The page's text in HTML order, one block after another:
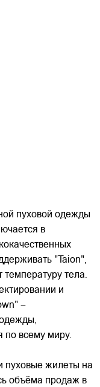
пуховой одежды
в
"Taion",
температуру тела.
и
–
по всему миру.
пуховые жилеты на
объёма продаж в